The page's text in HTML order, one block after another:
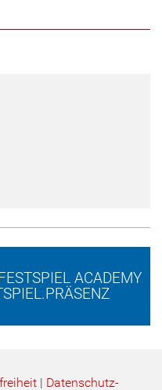
ACADEMY
| Datenschutz­